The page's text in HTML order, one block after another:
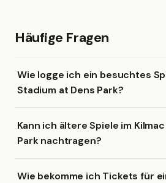
Häufige Fragen
Wie logge ich ein besuchtes
Stadium at Dens Park?
Kann ich ältere Spiele im
Park nachtragen?
Wie bekomme ich Tickets für